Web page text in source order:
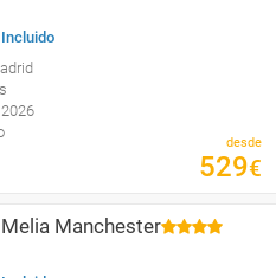
desde
529€
Melia Manchester